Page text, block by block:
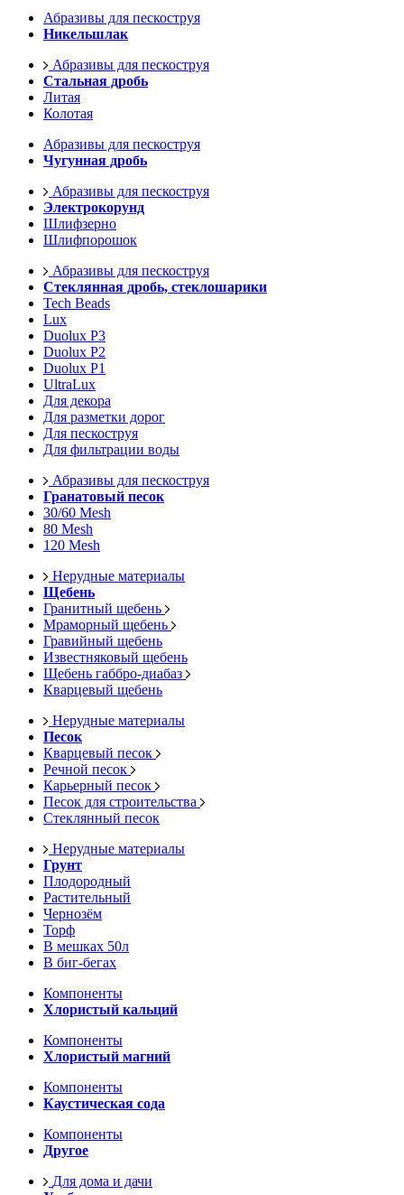
Абразивы для пескоструя
Никельшлак
Абразивы для пескоструя
Стальная дробь
Литая
Колотая
Абразивы для пескоструя
Чугунная дробь
Абразивы для пескоструя
Электрокорунд
Шлифзерно
Шлифпорошок
Абразивы для пескоструя
Стеклянная дробь, стеклошарики
Tech Beads
Lux
Duolux P3
Duolux P2
Duolux P1
UltraLux
Для декора
Для разметки дорог
Для пескоструя
Для фильтрации воды
Абразивы для пескоструя
Гранатовый песок
30/60 Mesh
80 Mesh
120 Mesh
Нерудные материалы
Щебень
Гранитный щебень
Мраморный щебень
Гравийный щебень
Известняковый щебень
Щебень габбро-диабаз
Кварцевый щебень
Нерудные материалы
Песок
Кварцевый песок
Речной песок
Карьерный песок
Песок для строительства
Стеклянный песок
Нерудные материалы
Грунт
Плодородный
Растительный
Чернозём
Торф
В мешках 50л
В биг-бегах
Компоненты
Хлористый кальций
Компоненты
Хлористый магний
Компоненты
Каустическая сода
Компоненты
Другое
Для дома и дачи